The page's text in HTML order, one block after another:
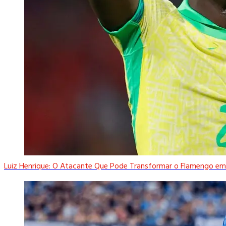
Luiz Henrique: O Atacante Que Pode Transformar o Flamengo